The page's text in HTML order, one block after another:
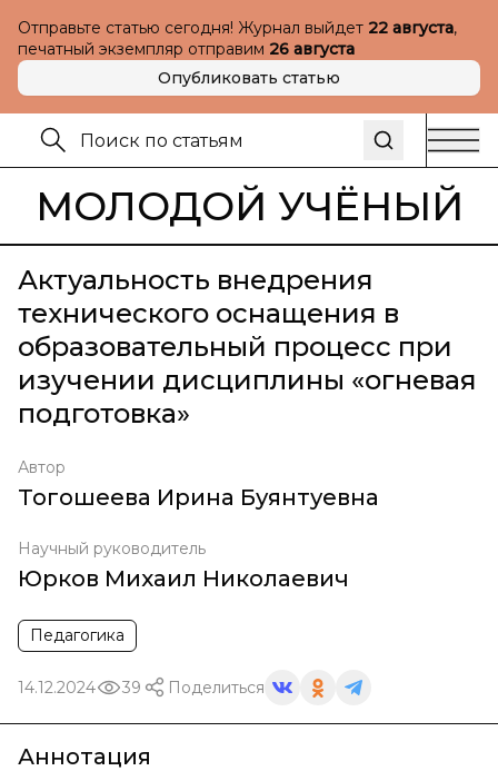
Отправьте статью сегодня! Журнал выйдет 22 августа,
печатный экземпляр отправим 26 августа
Опубликовать статью
МОЛОДОЙ УЧЁНЫЙ
Актуальность внедрения
технического оснащения в
образовательный процесс при
изучении дисциплины «огневая
подготовка»
Автор
Тогошеева Ирина Буянтуевна
Научный руководитель
Юрков Михаил Николаевич
Педагогика
14.12.2024 39 Поделиться
Аннотация